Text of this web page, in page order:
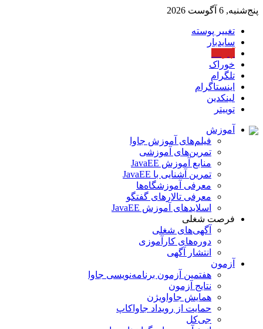
پنج‌شنبه, 6 آگوست 2026
تغییر پوسته
سایدبار
خوراک
تلگرام
اینستاگرام
لینکدین
توییتر
آموزش
فیلم‌های آموزش جاوا
تمرین‌های آموزشی
منابع آموزش JavaEE
تمرین آشنایی با JavaEE
معرفی آموزشگاه‌ها
معرفی تالارهای گفتگو
اسلایدهای آموزش JavaEE
فرصت شغلی
آگهی‌های شغلی
دوره‌های کارآموزی
انتشار آگهی
آزمون
هفتمین آزمون برنامه‌نویسی جاوا
نتایج آزمون
همایش جاواویژن
حمایت از رویداد جاواکاپ
جی‌کل